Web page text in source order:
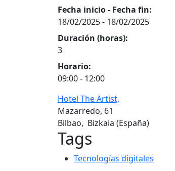
Fecha inicio - Fecha fin:
18/02/2025- 18/02/2025
Duración (horas):
3
Horario:
09:00 - 12:00
Hotel The Artist,
Mazarredo, 61
Bilbao, Bizkaia (España)
Tags
Tecnologías digitales